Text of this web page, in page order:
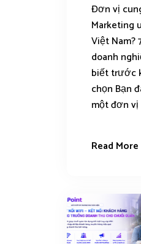
Đơn vị
Marketing
Việt Nam?
doanh
biết trước
chọn Bạn
một đơn vị
Read More